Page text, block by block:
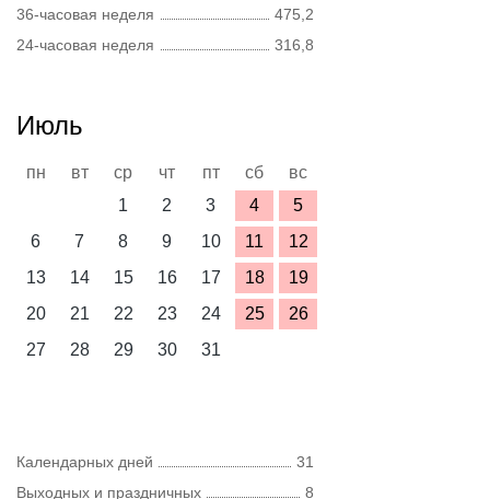
36-часовая неделя
475,2
24-часовая неделя
316,8
Июль
пн вт ср чт пт сб
вс
1
2 3 4
5
6
7 8 9 10 11
12
13
14 15 16 17 18
19
20
21 22 23 24 25
26
27
28 29 30 31
Календарных дней
31
Выходных и праздничных
8